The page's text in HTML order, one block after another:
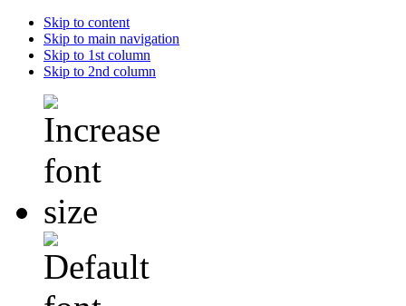
Skip to content
Skip to main navigation
Skip to 1st column
Skip to 2nd column